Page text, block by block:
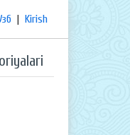
| Kirish